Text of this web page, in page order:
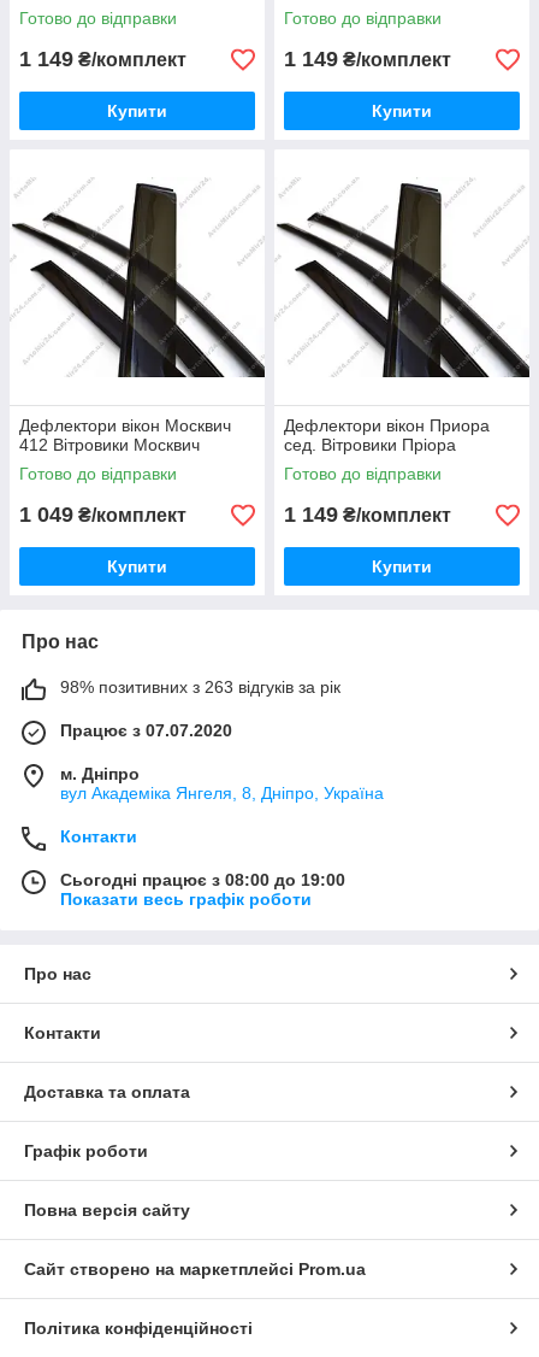
Готово до відправки
1 149 ₴/комплект
Купити
Готово до відправки
1 149 ₴/комплект
Купити
Дефлектори вікон Москвич
412 Вітровики Москвич
Готово до відправки
1 049 ₴/комплект
Купити
Дефлектори вікон Приора
сед. Вітровики Пріора
Готово до відправки
1 149 ₴/комплект
Купити
Про нас
98% позитивних з 263 відгуків за рік
Працює з 07.07.2020
м. Дніпро
вул Академіка Янгеля, 8, Дніпро, Україна
Контакти
Сьогодні працює з 08:00 до 19:00
Показати весь графік роботи
Про нас
Контакти
Доставка та оплата
Графік роботи
Повна версія сайту
Сайт створено на маркетплейсі Prom.ua
Політика конфіденційності